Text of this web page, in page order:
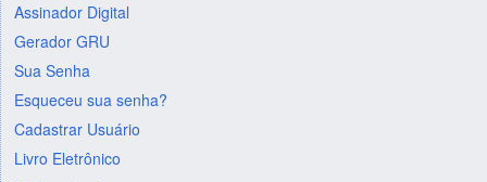
Assinador Digital
Gerador GRU
Sua Senha
Esqueceu sua senha?
Cadastrar Usuário
Livro Eletrônico